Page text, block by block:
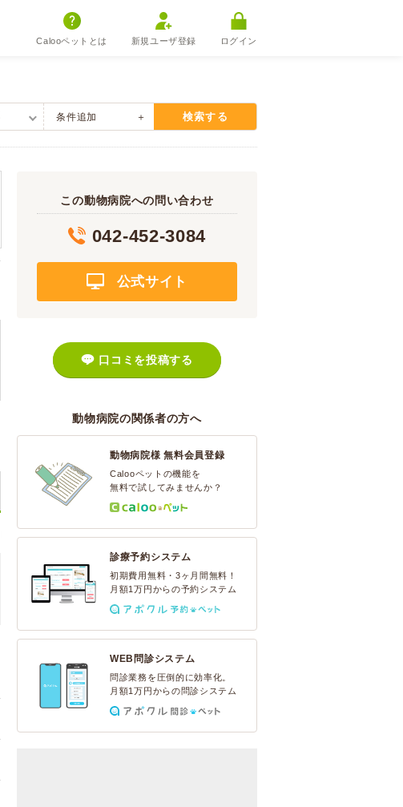
Calooペットとは 新規ユーザ登録 ログイン
条件追加 検索する
この動物病院への問い合わせ
042-452-3084
公式サイト
口コミを投稿する
動物病院の関係者の方へ
動物病院様 無料会員登録
Calooペットの機能を
無料で試してみませんか？
診療予約システム
初期費用無料・3ヶ月間無料！
月額1万円からの予約システム
WEB問診システム
問診業務を圧倒的に効率化。
月額1万円からの問診システム